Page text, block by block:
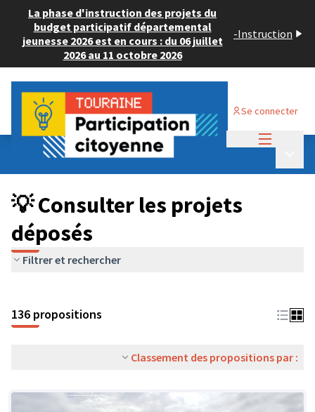
La phase d'instruction des projets du
budget participatif départemental
jeunesse 2026 est en cours : du 06 juillet
2026 au 11 octobre 2026
-Instruction
Se connecter
Budget Participatif JEUNESSE 2024
💡 Consulter les projets déposés
💡 Consulter les projets
déposés
Filtrer et rechercher
136 propositions
Classement des propositions par :